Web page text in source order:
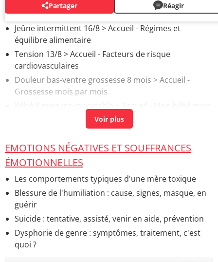
Partager Réagir
AUTOUR DU MÊME SUJET
Jeûne intermittent 16/8> Accueil - Régimes et
équilibre alimentaire
Tension 13/8> Accueil - Facteurs de risque
cardiovasculaires
Douleur bas-ventre grossesse 8 mois > Accueil -
Grossesse mois par mois
EMOTIONS NÉGATIVES ET SOUFFRANCES
ÉMOTIONNELLES
Les comportements typiques d'une mère toxique
Blessure de l'humiliation : cause, signes, masque, en
guérir
Suicide : tentative, assisté, venir en aide, prévention
Dysphorie de genre : symptômes, traitement, c'est
quoi ?